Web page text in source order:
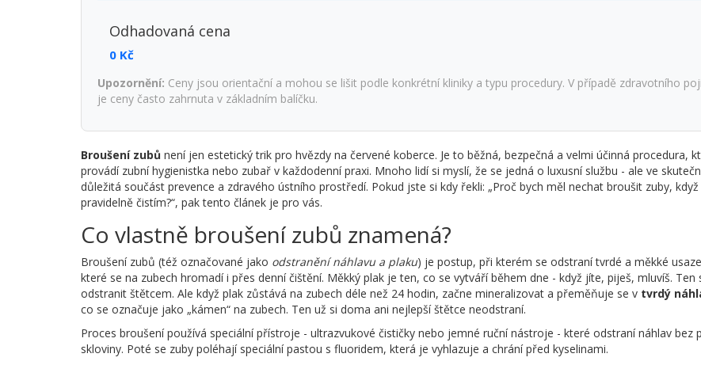
Odhadovaná cena
0 Kč
Upozornění: Ceny jsou orientační a mohou se lišit podle konkrétní kliniky a typu procedury. V případě zdravotního
je ceny často zahrnuta v základním balíčku.
Broušení zubů není jen estetický trik pro hvězdy na červené koberce. Je to běžná, bezpečná a velmi účinná procedura,
provádí zubní hygienistka nebo zubař v každodenní praxi. Mnoho lidí si myslí, že se jedná o luxusní službu - ale ve
důležitá součást prevence a zdravého ústního prostředí. Pokud jste si kdy řekli: „Proč bych měl nechat broušit zuby, když
pravidelně čistím?“, pak tento článek je pro vás.
Co vlastně broušení zubů znamená?
Broušení zubů (též označované jako odstranění náhlavu a plaku) je postup, při kterém se odstraní tvrdé a měkké
které se na zubech hromadí i přes denní čištění. Měkký plak je ten, co se vytváří během dne - když jíte, piješ, mluvíš. Ten
odstranit štětcem. Ale když plak zůstává na zubech déle než 24 hodin, začne mineralizovat a přeměňuje se v tvrdý
co se označuje jako „kámen“ na zubech. Ten už si doma ani nejlepší štětce neodstraní.
Proces broušení používá speciální přístroje - ultrazvukové čističky nebo jemné ruční nástroje - které odstraní náhlav bez
skloviny. Poté se zuby poléhají speciální pastou s fluoridem, která je vyhlazuje a chrání před kyselinami.